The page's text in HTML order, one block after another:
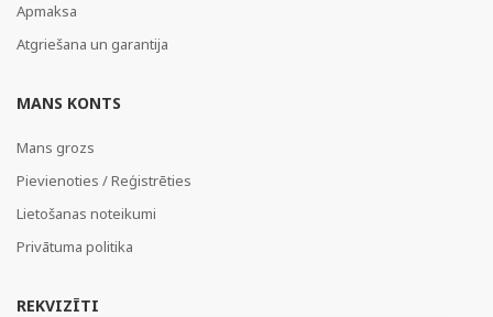
Apmaksa
Atgriešana un garantija
MANS KONTS
Mans grozs
Pievienoties / Reģistrēties
Lietošanas noteikumi
Privātuma politika
REKVIZĪTI